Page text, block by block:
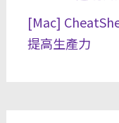
[Mac]
提高生產力